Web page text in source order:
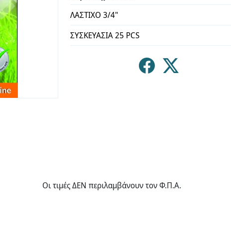
ΛΑΣΤΙΧΟ 3/4"
ΣΥΣΚΕΥΑΣΙΑ 25 PCS
Οι τιμές ΔΕΝ περιλαμβάνουν τον Φ.Π.Α.